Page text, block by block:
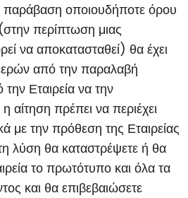
οποιουδήποτε όρου
περίπτωση μιας
να αποκατασταθεί) θα έχει
από την παραλαβή
Εταιρεία να την
αίτηση πρέπει να περιέχει
με την πρόθεση της Εταιρείας
λύση θα καταστρέψετε ή θα
το πρωτότυπο και όλα τα
και θα επιβεβαιώσετε